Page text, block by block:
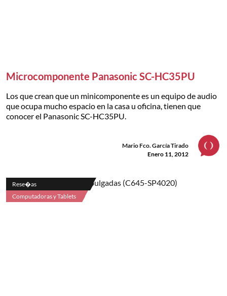
Microcomponente Panasonic SC-HC35PU
Los que crean que un minicomponente es un equipo de audio
que ocupa mucho espacio en la casa u oficina, tienen que
conocer el Panasonic SC-HC35PU.
Mario Fco. García Tirado
Enero 11, 2012
Rese�as
Computadoras y Tablets